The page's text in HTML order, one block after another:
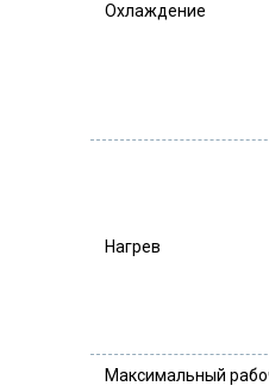
Охлаждение
Нагрев
Максимальный